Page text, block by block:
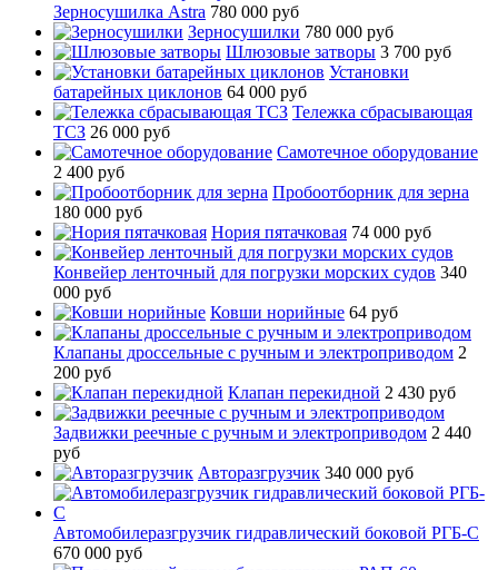
Зерносушилка Astra 780 000 руб
Зерносушилки 780 000 руб
Шлюзовые затворы 3 700 руб
Установки
батарейных циклонов 64 000 руб
Тележка сбрасывающая
ТСЗ 26 000 руб
Самотечное оборудование
2 400 руб
Пробоотборник для зерна
180 000 руб
Нория пятачковая 74 000 руб
Конвейер ленточный для погрузки морских судов 340
000 руб
Ковши норийные 64 руб
Клапаны дроссельные с ручным и электроприводом 2
200 руб
Клапан перекидной 2 430 руб
Задвижки реечные с ручным и электроприводом 2 440
руб
Авторазгрузчик 340 000 руб
Автомобилеразгрузчик гидравлический боковой РГБ-С
670 000 руб